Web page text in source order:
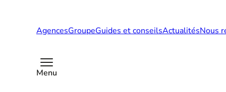
AgencesGroupeGuides et conseilsActualitésNous
Menu